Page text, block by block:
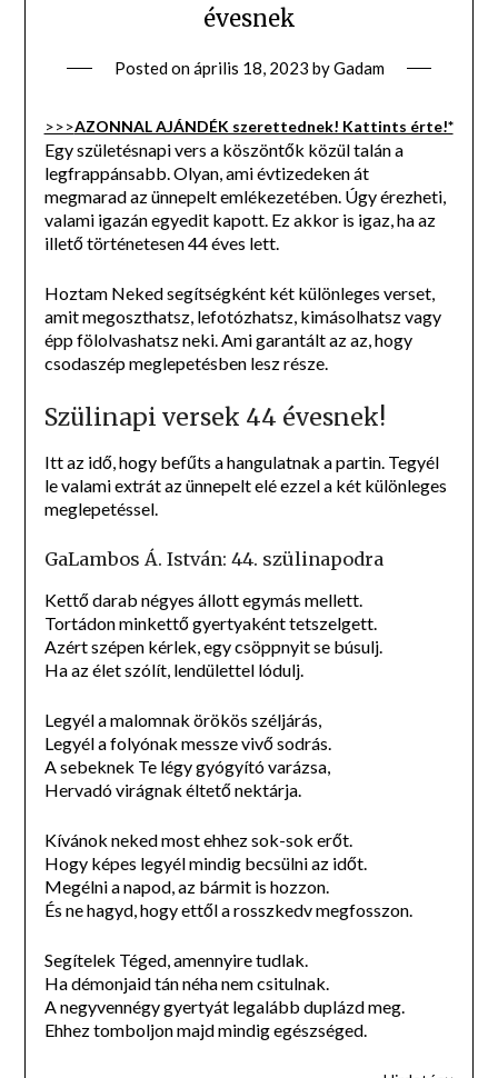
évesnek
Posted onáprilis 18, 2023 byGadam
>>>AZONNAL AJÁNDÉK szerettednek! Kattints érte!*
Egy születésnapi vers a köszöntők közül talán a
legfrappánsabb. Olyan, ami évtizedeken át
megmarad az ünnepelt emlékezetében. Úgy érezheti,
valami igazán egyedit kapott. Ez akkor is igaz, ha az
illető történetesen 44 éves lett.
Hoztam Neked segítségként két különleges verset,
amit megoszthatsz, lefotózhatsz, kimásolhatsz vagy
épp fölolvashatsz neki. Ami garantált az az, hogy
csodaszép meglepetésben lesz része.
Szülinapi versek 44 évesnek!
Itt az idő, hogy befűts a hangulatnak a partin. Tegyél
le valami extrát az ünnepelt elé ezzel a két különleges
meglepetéssel.
GaLambos Á. István: 44. szülinapodra
Kettő darab négyes állott egymás mellett.
Tortádon minkettő gyertyaként tetszelgett.
Azért szépen kérlek, egy csöppnyit se búsulj.
Ha az élet szólít, lendülettel lódulj.
Legyél a malomnak örökös széljárás,
Legyél a folyónak messze vivő sodrás.
A sebeknek Te légy gyógyító varázsa,
Hervadó virágnak éltető nektárja.
Kívánok neked most ehhez sok-sok erőt.
Hogy képes legyél mindig becsülni az időt.
Megélni a napod, az bármit is hozzon.
És ne hagyd, hogy ettől a rosszkedv megfosszon.
Segítelek Téged, amennyire tudlak.
Ha démonjaid tán néha nem csitulnak.
A negyvennégy gyertyát legalább duplázd meg.
Ehhez tomboljon majd mindig egészséged.